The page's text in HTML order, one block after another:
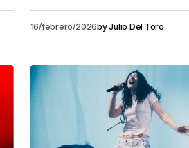
16/febrero/2026byJulio Del Toro